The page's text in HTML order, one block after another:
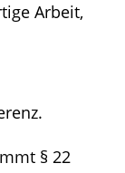
Arbeit,
§ 22